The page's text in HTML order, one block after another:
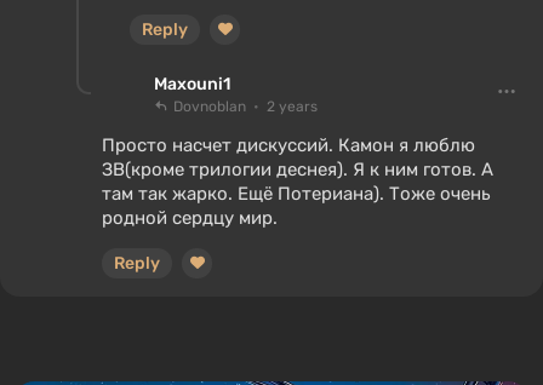
Reply
Maxouni1
Dovnoblan 2 years
Просто насчет дискуссий. Камон я люблю
ЗВ(кроме трилогии деснея). Я к ним готов. А
там так жарко. Ещё Потериана). Тоже очень
родной сердцу мир.
Reply